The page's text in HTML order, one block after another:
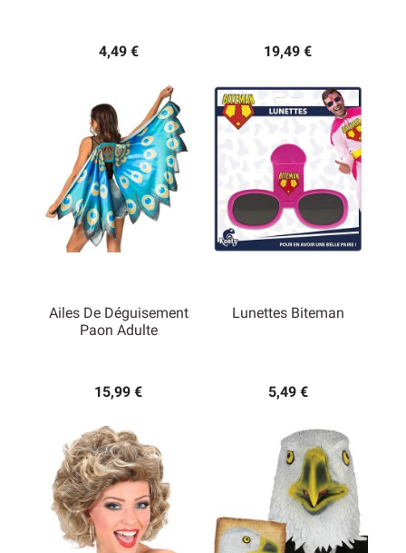
4,49 € 19,49 €
Ailes De Déguisement
Paon Adulte
15,99 €
Lunettes Biteman
5,49 €